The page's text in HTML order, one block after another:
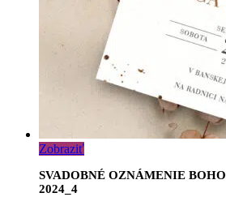
Zobraziť
SVADOBNÉ OZNÁMENIE BOHO
2024_4